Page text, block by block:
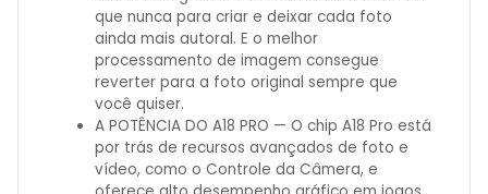
que nunca para criar e deixar cada foto
ainda mais autoral. E o melhor
processamento de imagem consegue
reverter para a foto original sempre que
você quiser.
A POTÊNCIA DO A18 PRO — O chip A18 Pro está
por trás de recursos avançados de foto e
vídeo, como o Controle da Câmera, e